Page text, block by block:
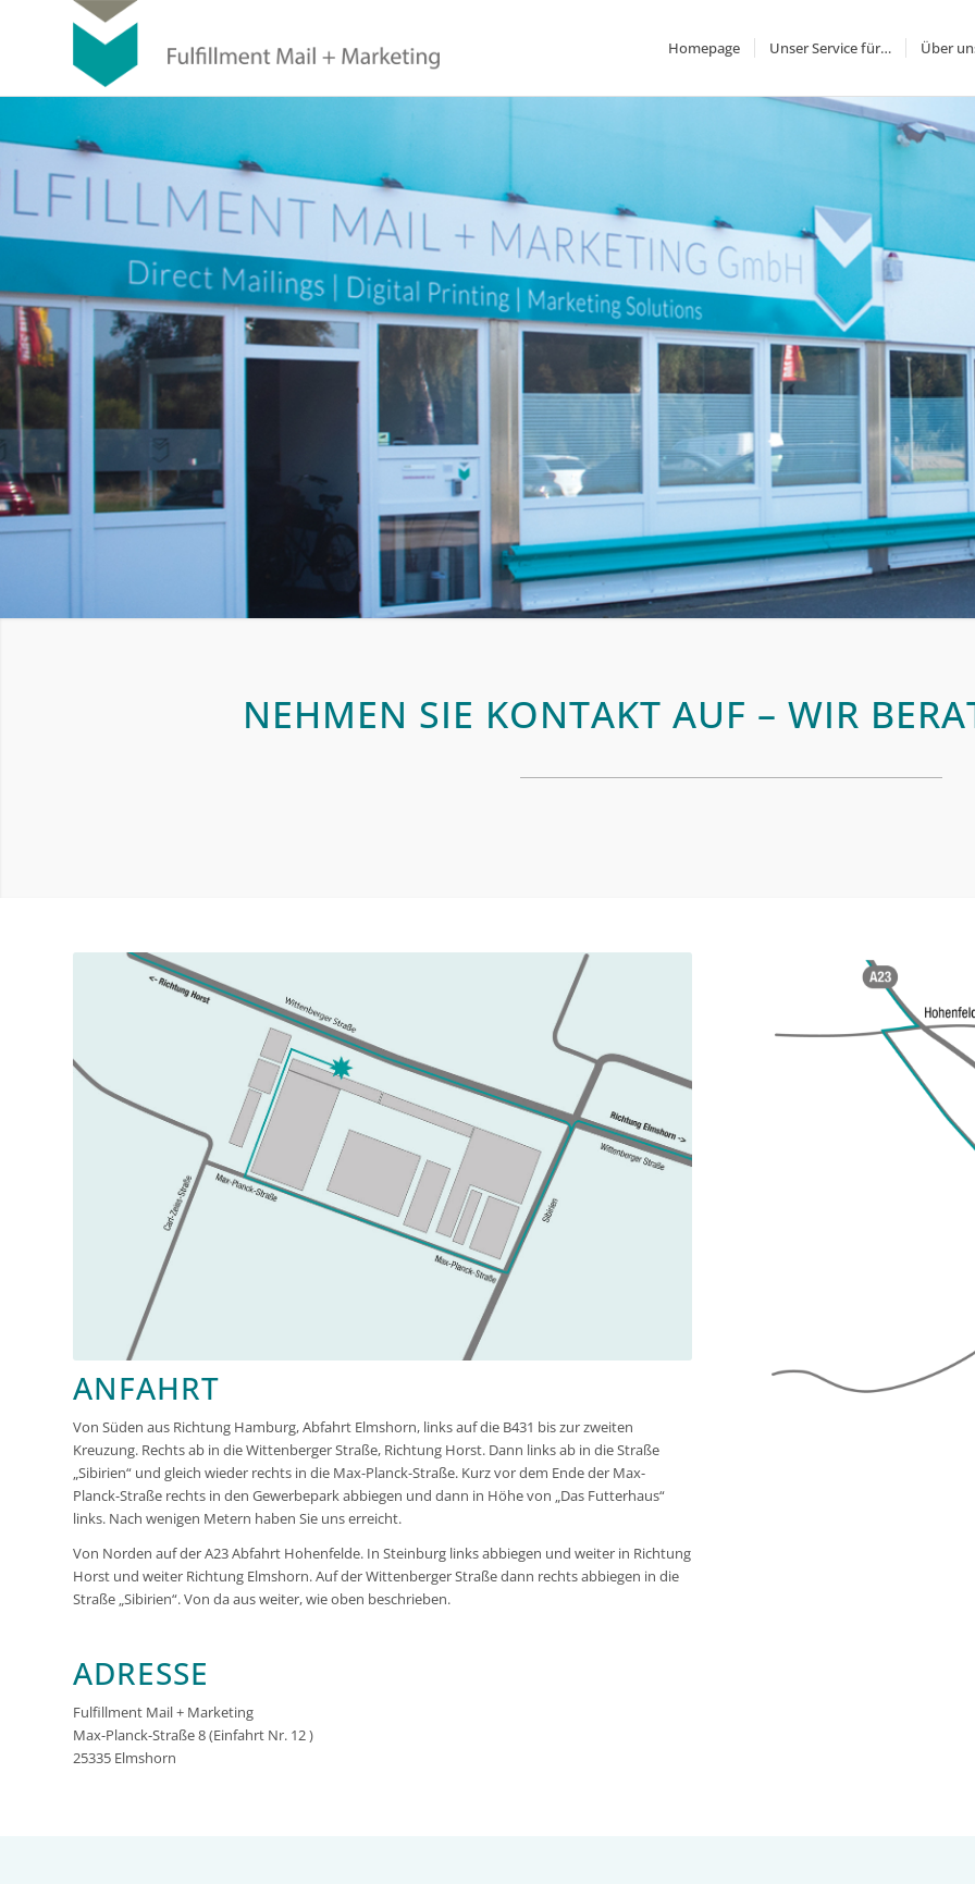
Homepage Unser Service für… Über
NEHMEN SIE KONTAKT AUF – WIR
ANFAHRT
Von Süden aus Richtung Hamburg, Abfahrt Elmshorn, links auf die B431 bis zur zweiten
Kreuzung. Rechts ab in die Wittenberger Straße, Richtung Horst. Dann links ab in die Straße
„Sibirien“ und gleich wieder rechts in die Max-Planck-Straße. Kurz vor dem Ende der Max-
Planck-Straße rechts in den Gewerbepark abbiegen und dann in Höhe von „Das Futterhaus“
links. Nach wenigen Metern haben Sie uns erreicht.
Von Norden auf der A23 Abfahrt Hohenfelde. In Steinburg links abbiegen und weiter in Richtung
Horst und weiter Richtung Elmshorn. Auf der Wittenberger Straße dann rechts abbiegen in die
Straße „Sibirien“. Von da aus weiter, wie oben beschrieben.
ADRESSE
Fulfillment Mail + Marketing
Max-Planck-Straße 8 (Einfahrt Nr. 12 )
25335 Elmshorn